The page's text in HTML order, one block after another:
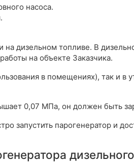
насоса.
на дизельном топливе. В
на объекте Заказчика.
в помещениях), так и в
0,07 МПа, он должен быть
запустить парогенератор и